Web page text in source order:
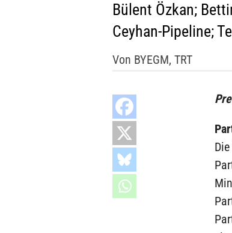
Bülent Özkan;
Ceyhan-Pipeline;
Von BYEGM, TRT